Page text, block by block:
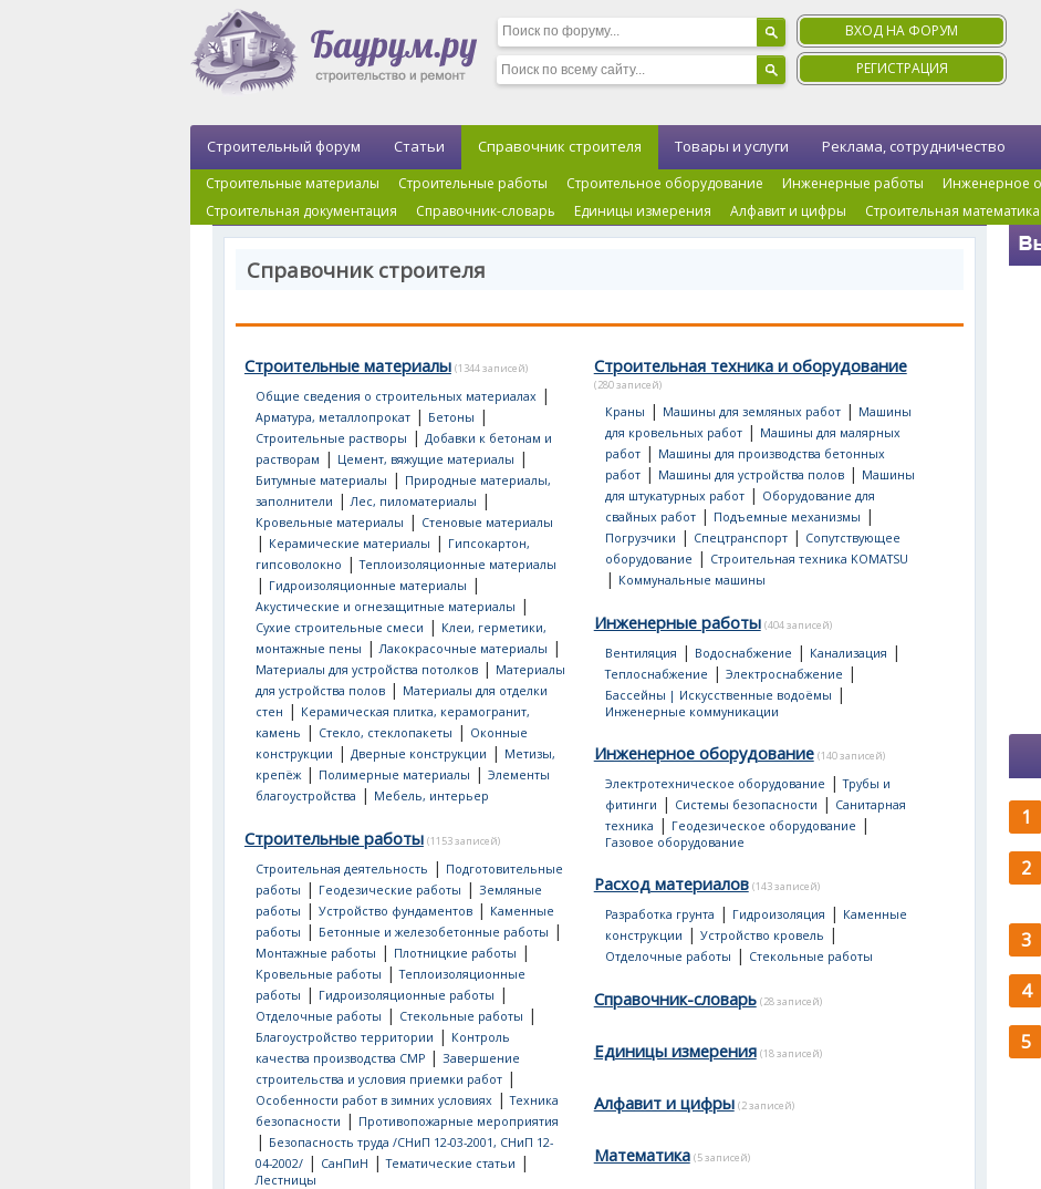
ВХОД НА ФОРУМ
РЕГИСТРАЦИЯ
Строительный форум Статьи Справочник строителя
Строительные материалы Строительные работы Строительное оборудование Инженерные работы Инженерное
Строительная документация
Справочник-словарь Единицы измерения Алфавит и цифры Строительная математика
Товары и услуги Реклама, сотрудничество
Справочник строителя
Строительные материалы (1344 записей)
Общие сведения о строительных материалах|
Арматура, металлопрокат| Бетоны |
Строительные растворы | Добавки к бетонам и
растворам | Цемент, вяжущие материалы |
Битумные материалы | Природные материалы,
заполнители |Лес, пиломатериалы |
Кровельные материалы | Стеновые материалы
| Керамические материалы | Гипсокартон,
гипсоволокно |Теплоизоляционные материалы
| Гидроизоляционные материалы |
Акустические и огнезащитные материалы |
Сухие строительные смеси | Клеи, герметики,
монтажные пены |Лакокрасочные материалы |
Материалы для устройства потолков| Материалы
для устройства полов| Материалы для отделки
стен | Керамическая плитка, керамогранит,
камень | Стекло, стеклопакеты | Оконные
конструкции | Дверные конструкции | Метизы,
крепёж| Полимерные материалы | Элементы
благоустройства | Мебель, интерьер
Строительные работы (1153 записей)
Строительная деятельность | Подготовительные
работы | Геодезические работы | Земляные
работы | Устройство фундаментов| Каменные
работы | Бетонные и железобетонные работы |
Монтажные работы | Плотницкие работы |
Кровельные работы |Теплоизоляционные
работы | Гидроизоляционные работы |
Отделочные работы | Стекольные работы |
Благоустройство территории | Контроль
качества производства СМР| Завершение
строительства и условия приемки работ|
Особенности работ в зимних условиях|Техника
безопасности | Противопожарные мероприятия
| Безопасность труда /СНиП 12-03-2001, СНиП 12-
04-2002/| СанПиН |Тематические статьи |
Лестницы
Строительная техника и оборудование
(280 записей)
Краны | Машины для земляных работ| Машины
для кровельных работ| Машины для малярных
работ| Машины для производства бетонных
работ| Машины для устройства полов| Машины
для штукатурных работ| Оборудование для
свайных работ| Подъемные механизмы |
Погрузчики | Спецтранспорт| Сопутствующее
оборудование | Строительная техника KOMATSU
| Коммунальные машины
Инженерные работы (404 записей)
Вентиляция | Водоснабжение | Канализация |
Теплоснабжение | Электроснабжение |
Бассейны | Искусственные водоёмы |
Инженерные коммуникации
Инженерное оборудование (140 записей)
Электротехническое оборудование |Трубы и
фитинги | Системы безопасности | Санитарная
техника | Геодезическое оборудование |
Газовое оборудование
Расход материалов (143 записей)
Разработка грунта | Гидроизоляция | Каменные
конструкции | Устройство кровель |
Отделочные работы | Стекольные работы
Справочник-словарь (28 записей)
Единицы измерения (18 записей)
Алфавит и цифры (2 записей)
Математика (5 записей)
1
2
3
4
5